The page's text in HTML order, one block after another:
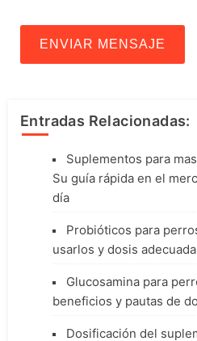
ENVIAR MENSAJE
Entradas Relacionadas:
Suplementos para
Su guía rápida en el
día
Probióticos para
usarlos y dosis
Glucosamina para
beneficios y pautas de
Dosificación del